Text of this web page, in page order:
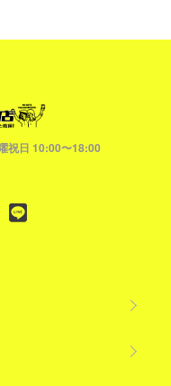
祝日 10:00〜18:00